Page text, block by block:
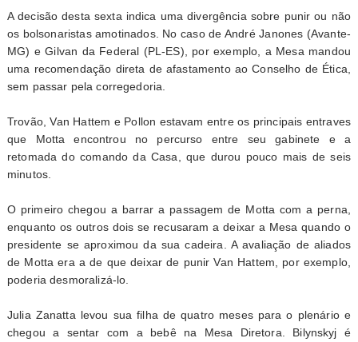
A decisão desta sexta indica uma divergência sobre punir ou não
os bolsonaristas amotinados. No caso de André Janones (Avante-
MG) e Gilvan da Federal (PL-ES), por exemplo, a Mesa mandou
uma recomendação direta de afastamento ao Conselho de Ética,
sem passar pela corregedoria.
Trovão, Van Hattem e Pollon estavam entre os principais entraves
que Motta encontrou no percurso entre seu gabinete e a
retomada do comando da Casa, que durou pouco mais de seis
minutos.
O primeiro chegou a barrar a passagem de Motta com a perna,
enquanto os outros dois se recusaram a deixar a Mesa quando o
presidente se aproximou da sua cadeira. A avaliação de aliados
de Motta era a de que deixar de punir Van Hattem, por exemplo,
poderia desmoralizá-lo.
Julia Zanatta levou sua filha de quatro meses para o plenário e
chegou a sentar com a bebê na Mesa Diretora. Bilynskyj é